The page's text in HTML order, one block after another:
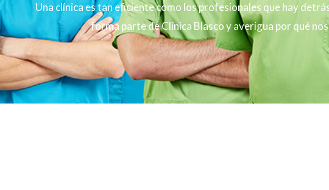
Una clínica es tan eficiente como los profesionales que hay
forma parte de Clínica Blasco y averigua por qué